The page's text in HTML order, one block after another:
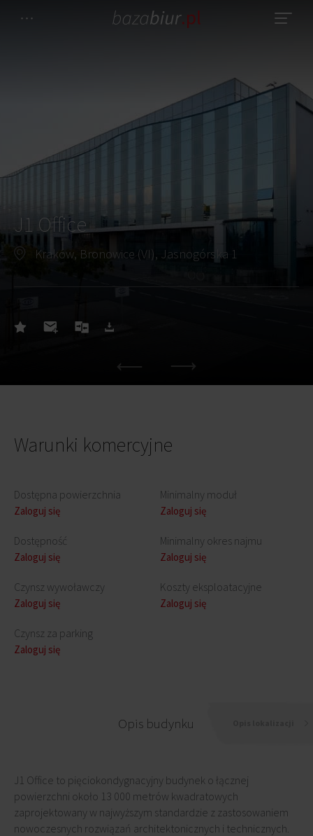
J1 Office
Kraków, Bronowice (VI), Jasnogórska 1
Warunki komercyjne
Dostępna powierzchnia
Zaloguj się
Dostępność
Zaloguj się
Czynsz wywoławczy
Zaloguj się
Czynsz za parking
Zaloguj się
Minimalny moduł
Zaloguj się
Minimalny okres najmu
Zaloguj się
Koszty eksploatacyjne
Zaloguj się
Opis budynku
J1 Office to pięciokondygnacyjny budynek o łącznej
powierzchni około 13 000 metrów kwadratowych
zaprojektowany w najwyższym standardzie z zastosowaniem
nowoczesnych rozwiązań architektonicznych i technicznych.